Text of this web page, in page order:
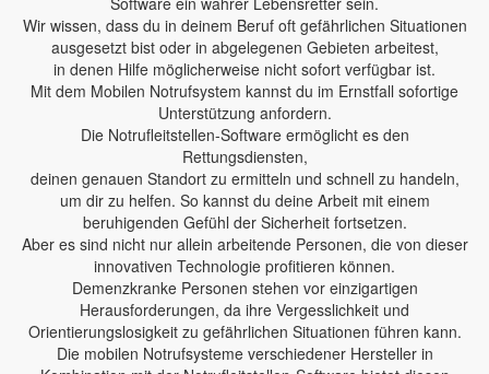
Wir wissen, dass du in deinem Beruf oft gefährlichen Situationen
ausgesetzt bist oder in abgelegenen Gebieten arbeitest,
in denen Hilfe möglicherweise nicht sofort verfügbar ist.
Mit dem Mobilen Notrufsystem kannst du im Ernstfall sofortige
Unterstützung anfordern.
Die Notrufleitstellen-Software ermöglicht es den
Rettungsdiensten,
deinen genauen Standort zu ermitteln und schnell zu handeln,
um dir zu helfen. So kannst du deine Arbeit mit einem
beruhigenden Gefühl der Sicherheit fortsetzen.
Aber es sind nicht nur allein arbeitende Personen, die von dieser
innovativen Technologie profitieren können.
Demenzkranke Personen stehen vor einzigartigen
Herausforderungen, da ihre Vergesslichkeit und
Orientierungslosigkeit zu gefährlichen Situationen führen kann.
Die mobilen Notrufsysteme verschiedener Hersteller in